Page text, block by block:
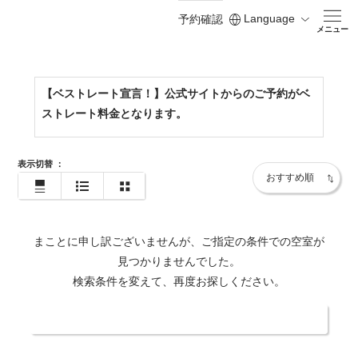
予約確認 Language
メニュー
https://www.shodoshima-kh.jp/
【ベストレート宣言！】公式サイトからのご予約がベ
ストレート料金となります。
表示切替 ：
まことに申し訳ございませんが、ご指定の条件での空室が
見つかりませんでした。
検索条件を変えて、再度お探しください。